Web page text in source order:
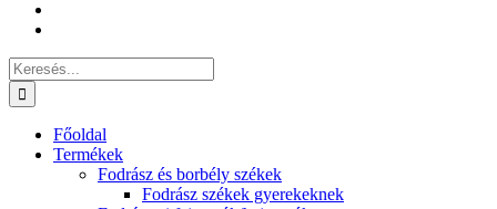
Keresés...
Főoldal
Termékek
Fodrász és borbély székek
Fodrász székek gyerekeknek